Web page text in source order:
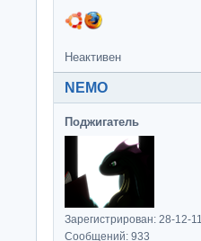
Неактивен
NEMO
Поджигатель
Зарегистрирован: 28-12-11
Сообщений: 933